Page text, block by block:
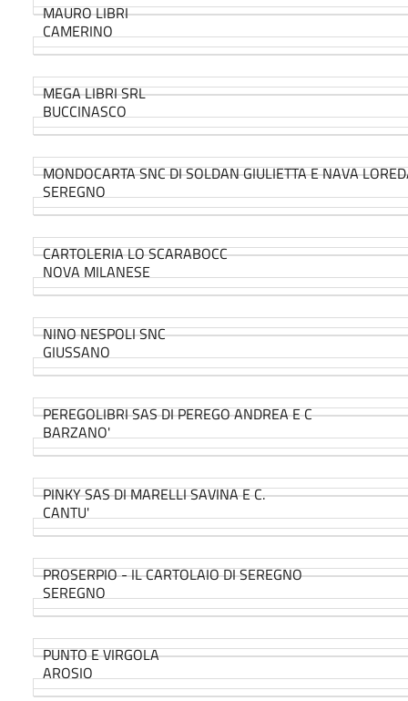
MAURO LIBRI
CAMERINO
MEGA LIBRI SRL
BUCCINASCO
MONDOCARTA SNC DI SOLDAN GIULIETTA E NAVA
SEREGNO
CARTOLERIA LO SCARABOCC
NOVA MILANESE
NINO NESPOLI SNC
GIUSSANO
PEREGOLIBRI SAS DI PEREGO ANDREA E C
BARZANO'
PINKY SAS DI MARELLI SAVINA E C.
CANTU'
PROSERPIO - IL CARTOLAIO DI SEREGNO
SEREGNO
PUNTO E VIRGOLA
AROSIO